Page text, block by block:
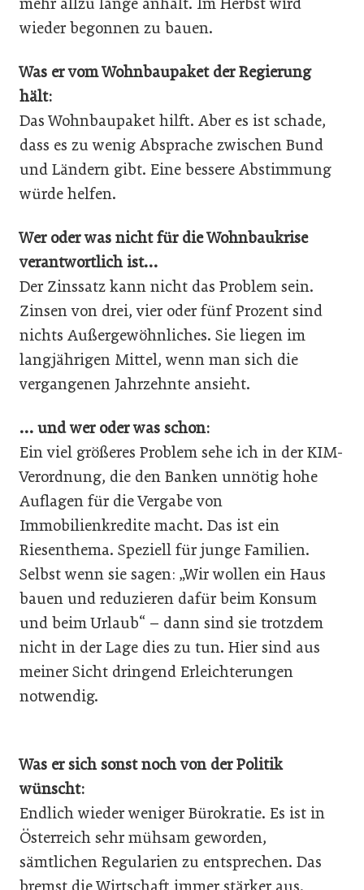
wieder begonnen zu bauen.
Was er vom Wohnbaupaket der Regierung
hält:
Das Wohnbaupaket hilft. Aber es ist schade,
dass es zu wenig Absprache zwischen Bund
und Ländern gibt. Eine bessere Abstimmung
würde helfen.
Wer oder was nicht für die Wohnbaukrise
verantwortlich ist…
Der Zinssatz kann nicht das Problem sein.
Zinsen von drei, vier oder fünf Prozent sind
nichts Außergewöhnliches. Sie liegen im
langjährigen Mittel, wenn man sich die
vergangenen Jahrzehnte ansieht.
… und wer oder was schon:
Ein viel größeres Problem sehe ich in der KIM-
Verordnung, die den Banken unnötig hohe
Auflagen für die Vergabe von
Immobilienkredite macht. Das ist ein
Riesenthema. Speziell für junge Familien.
Selbst wenn sie sagen: „Wir wollen ein Haus
bauen und reduzieren dafür beim Konsum
und beim Urlaub“ – dann sind sie trotzdem
nicht in der Lage dies zu tun. Hier sind aus
meiner Sicht dringend Erleichterungen
notwendig.
Was er sich sonst noch von der Politik
wünscht:
Endlich wieder weniger Bürokratie. Es ist in
Österreich sehr mühsam geworden,
sämtlichen Regularien zu entsprechen. Das